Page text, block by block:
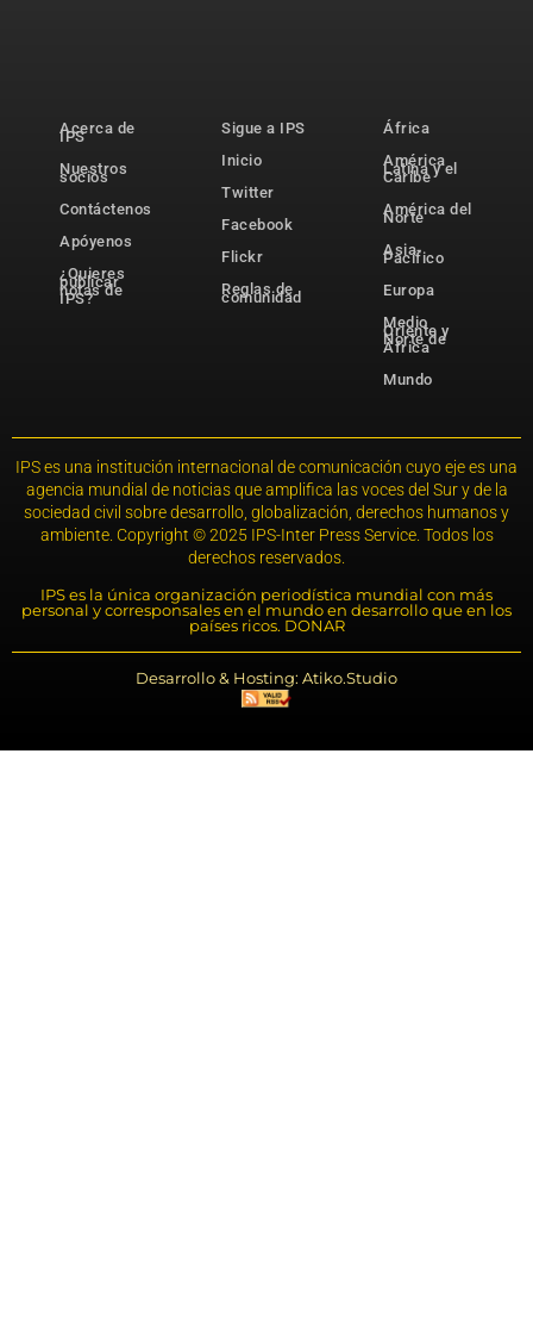
Acerca de
IPS
Nuestros
socios
Contáctenos
Apóyenos
¿Quieres
publicar
notas de
IPS?
Sigue a IPS
Inicio
Twitter
Facebook
Flickr
Reglas de
comunidad
África
América
Latina y el
Caribe
América del
Norte
Asia-
Pacífico
Europa
Medio
Oriente y
Norte de
África
Mundo
IPS es una institución internacional de comunicación cuyo eje es una
agencia mundial de noticias que amplifica las voces del Sur y de la
sociedad civil sobre desarrollo, globalización, derechos humanos y
ambiente. Copyright © 2025 IPS-Inter Press Service. Todos los
derechos reservados.
IPS es la única organización periodística mundial con más
personal y corresponsales en el mundo en desarrollo que en los
países ricos. DONAR
Desarrollo & Hosting: Atiko.Studio